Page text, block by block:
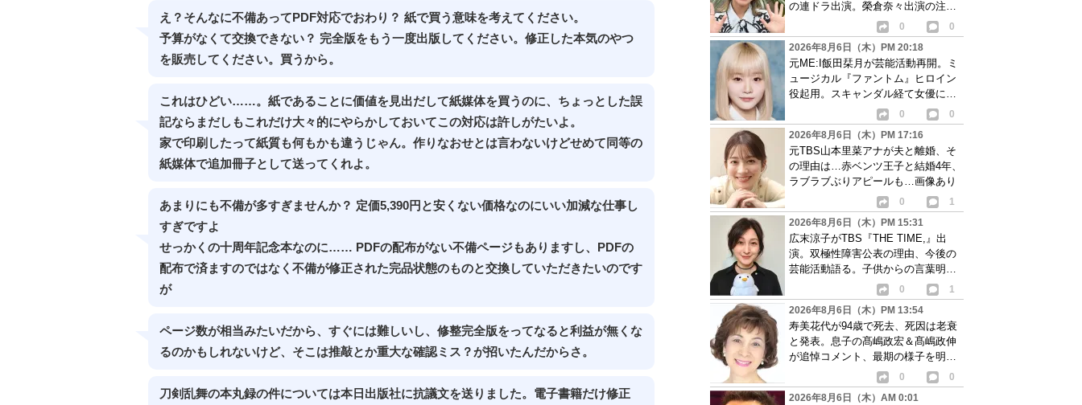
え？そんなに不備あってPDF対応でおわり？ 紙で買う意味を考えてください。
予算がなくて交換できない？ 完全版をもう一度出版してください。修正した本気のやつ
を販売してください。買うから。
これはひどい……。紙であることに価値を見出だして紙媒体を買うのに、ちょっとした誤
記ならまだしもこれだけ大々的にやらかしておいてこの対応は許しがたいよ。
家で印刷したって紙質も何もかも違うじゃん。作りなおせとは言わないけどせめて同等の
紙媒体で追加冊子として送ってくれよ。
あまりにも不備が多すぎませんか？ 定価5,390円と安くない価格なのにいい加減な仕事し
すぎですよ
せっかくの十周年記念本なのに…… PDFの配布がない不備ページもありますし、PDFの
配布で済ますのではなく不備が修正された完品状態のものと交換していただきたいのです
が
ページ数が相当みたいだから、すぐには難しいし、修整完全版をってなると利益が無くな
るのかもしれないけど、そこは推敲とか重大な確認ミス？が招いたんだからさ。
刀剣乱舞の本丸録の件については本日出版社に抗議文を送りました。電子書籍だけ修正
の連ドラ出演。榮倉奈々出演の注目
0
0
2026年8月6日（木）PM 20:18
元ME:I飯田栞月が芸能活動再開。ミ
ュージカル『ファントム』ヒロイン
役起用。スキャンダル経て女優に転
0
0
2026年8月6日（木）PM 17:16
元TBS山本里菜アナが夫と離婚、そ
の理由は…赤ベンツ王子と結婚4年、
ラブラブぶりアピールも…画像あり
0
1
2026年8月6日（木）PM 15:31
広末涼子がTBS『THE TIME,』出
演。双極性障害公表の理由、今後の
芸能活動語る。子供からの言葉明か
0
1
2026年8月6日（木）PM 13:54
寿美花代が94歳で死去、死因は老衰
と発表。息子の髙嶋政宏＆髙嶋政伸
が追悼コメント、最期の様子を明か
0
0
2026年8月6日（木）AM 0:01